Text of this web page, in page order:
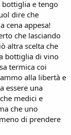
bottiglia e tengo
dire che
cena appesa!
che lasciando
altra scelta che
bottiglia di vino
termica coi
alla libertà e
essere una
medici e
che uno
di prendere